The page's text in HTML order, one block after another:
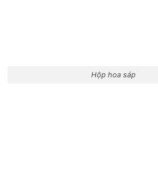
Hộp hoa sáp